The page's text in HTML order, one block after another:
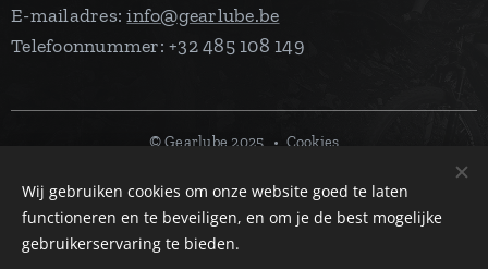
E-mailadres:info@gearlube.be
Telefoonnummer: +32 485 108 149
©Gearlube 2025 Cookies
Talen
Nederlands
English
Wij gebruiken cookies om onze website goed te laten
functioneren en te beveiligen, en om je de best mogelijke
gebruikerservaring te bieden.